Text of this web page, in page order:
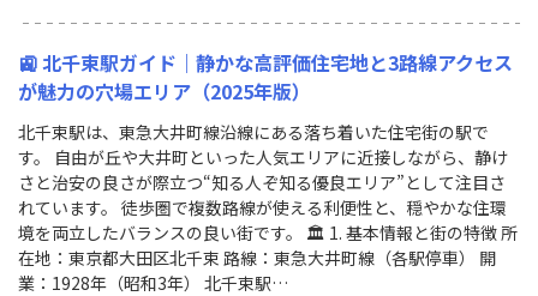
🚉 北千束駅ガイド｜静かな高評価住宅地と3路線アクセス
が魅力の穴場エリア（2025年版）
北千束駅は、東急大井町線沿線にある落ち着いた住宅街の駅で
す。 自由が丘や大井町といった人気エリアに近接しながら、静け
さと治安の良さが際立つ“知る人ぞ知る優良エリア”として注目さ
れています。 徒歩圏で複数路線が使える利便性と、穏やかな住環
境を両立したバランスの良い街です。 🏛 1. 基本情報と街の特徴 所
在地：東京都大田区北千束 路線：東急大井町線（各駅停車） 開
業：1928年（昭和3年） 北千束駅…